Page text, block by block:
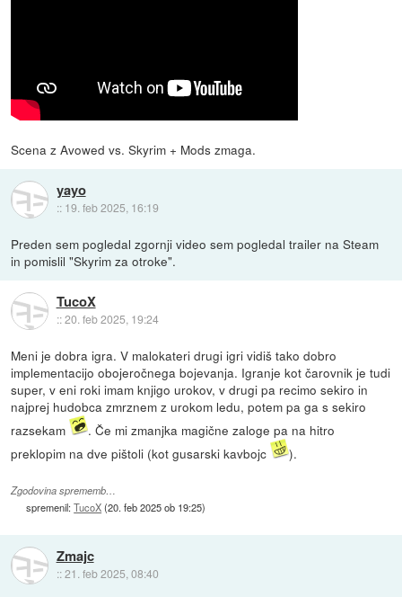
Scena z Avowed vs. Skyrim + Mods zmaga.
yayo
:: 19. feb 2025, 16:19
Preden sem pogledal zgornji video sem pogledal trailer na Steam
in pomislil "Skyrim za otroke".
TucoX
::20. feb 2025, 19:24
Meni je dobra igra. V malokateri drugi igri vidiš tako dobro
implementacijo obojeročnega bojevanja. Igranje kot čarovnik je tudi
super, v eni roki imam knjigo urokov, v drugi pa recimo sekiro in
najprej hudobca zmrznem z urokom ledu, potem pa ga s sekiro
razsekam
. Če mi zmanjka magične zaloge pa na hitro
preklopim na dve pištoli (kot gusarski kavbojc
).
Zgodovina sprememb…
spremenil:TucoX(20. feb 2025 ob 19:25)
Zmajc
::21. feb 2025, 08:40